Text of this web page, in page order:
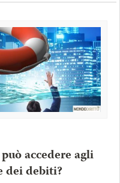
accedere agli
dei debiti?